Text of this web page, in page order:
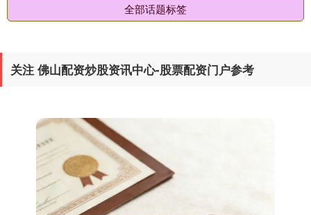
全部话题标签
关注 佛山配资炒股资讯中心-股票配资门户参考